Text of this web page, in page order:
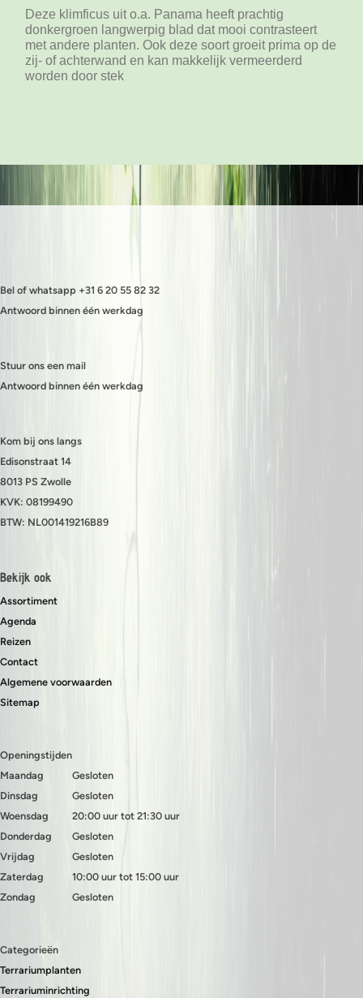
Deze klimficus uit o.a. Panama heeft prachtig
donkergroen langwerpig blad dat mooi contrasteert
met andere planten. Ook deze soort groeit prima op de
zij- of achterwand en kan makkelijk vermeerderd
worden door stek
Bel of whatsapp +31 6 20 55 82 32
Antwoord binnen één werkdag
Stuur ons een mail
Antwoord binnen één werkdag
Kom bij ons langs
Edisonstraat 14
8013 PS Zwolle
KVK: 08199490
BTW: NL001419216B89
Bekijk ook
Assortiment
Agenda
Reizen
Contact
Algemene voorwaarden
Sitemap
Openingstijden
Maandag
Dinsdag
Woensdag
Donderdag
Vrijdag
Zaterdag
Zondag
Gesloten
Gesloten
20:00 uur tot 21:30 uur
Gesloten
Gesloten
10:00 uur tot 15:00 uur
Gesloten
Categorieën
Terrariumplanten
Terrariuminrichting